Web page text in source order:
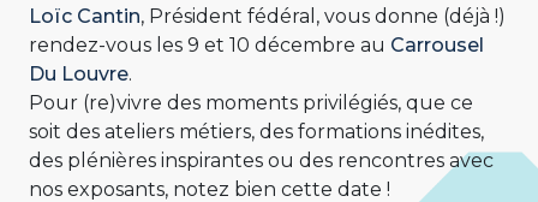
Loïc Cantin, Président fédéral, vous donne (déjà !)
rendez-vous les 9 et 10 décembre au Carrousel
Du Louvre.
Pour (re)vivre des moments privilégiés, que ce
soit des ateliers métiers, des formations inédites,
des plénières inspirantes ou des rencontres avec
nos exposants, notez bien cette date !